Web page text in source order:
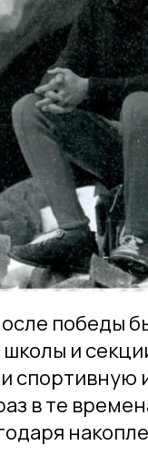
победы
и
спортивную
в те